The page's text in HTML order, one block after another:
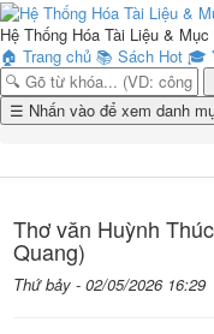
Hệ Thống Hóa Tài Liệu &
🏠 Trang chủ 📚 Sách Hot 🎓
Toggle
navigation
☰ Nhấn vào để xem danh
Thơ văn Huỳnh
Quang)
Thứ bảy - 02/05/2026 16:29